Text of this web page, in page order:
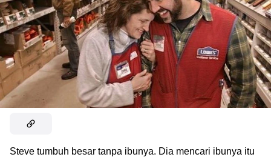
Steve tumbuh besar tanpa ibunya. Dia mencari ibunya itu